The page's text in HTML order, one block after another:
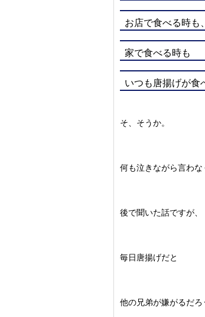
お店で食べる時も、
家で食べる時も
いつも唐揚げが食
そ、そうか。
何も泣きながら言わな
後で聞いた話ですが、
毎日唐揚げだと
他の兄弟が嫌がるだろ